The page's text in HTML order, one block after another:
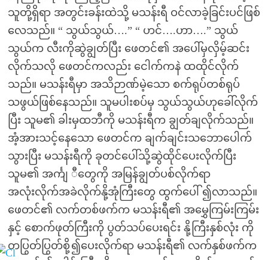
သူတို့ရှိရာ အတွင်းခန်းထဲသို့ မသန်းရီ ဝင်လာခဲ့ခြင်းပင်ဖြစ်
လေသည်။ “ သွယ်သွယ်….” “ ဟင်….ဟာ….” သွယ်
သွယ်က လီးကိုဆွဲချွတ်ပြီး ဖေတင်၏ အပေါ်မှလှိမ့်ဆင်း
လိုက်သလို ဖေတင်ကလည်း ငေါက်ကနဲ ထထိုင်လိုက်
သည်။ မသန်းရီမှာ အသိဉာဏ်မဲ့သော စက်ရုပ်တစ်ရုပ်
သဖွယ်ဖြစ်နေသည်။ သူမပါးစပ်မှ သွယ်သွယ်ဟုခေါ်လိုက်
ပြီး သူမ၏ ခါးမှထဘီကို မသန်းရီက ချွတ်ချလိုက်သည်။
အံ့အားသင့်နေသော ဖေတင်က ချက်ချင်းသဘောပေါက်
သွားပြီး မသန်းရီကို ခုတင်ပေါ်သို့ဆွဲထိုင်ပေးလိုက်ပြီး
သူမ၏ အင်္ကျ ီတွေကို အမြန်ချွတ်ပစ်လိုက်ရာ
အလုံးလိုက်အခဲလိုက်နို့အုံကြီးတွေ ထွက်ပေါ် ၍လာသည်။
ဖေတင်၏ လက်တစ်ဖက်က မသန်းရီ၏ အမွှေကြမ်းကြမ်း
နှင့် စောက်ဖုတ်ကြီးကို ပွတ်သပ်ပေးရင်း နို့ကြီးနှစ်လုံး ကို
တပြွတ်ပြွတ်စို့၍ပေးလိုက်ရာ မသန်းရီ၏ လက်နှစ်ဖက်က